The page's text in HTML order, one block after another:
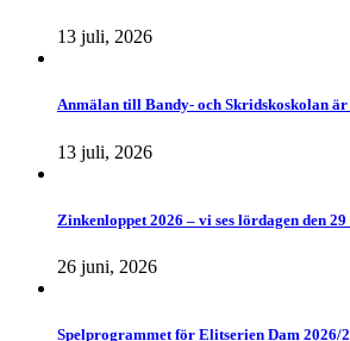
13 juli, 2026
Anmälan till Bandy- och Skridskoskolan är
13 juli, 2026
Zinkenloppet 2026 – vi ses lördagen den 29
26 juni, 2026
Spelprogrammet för Elitserien Dam 2026/